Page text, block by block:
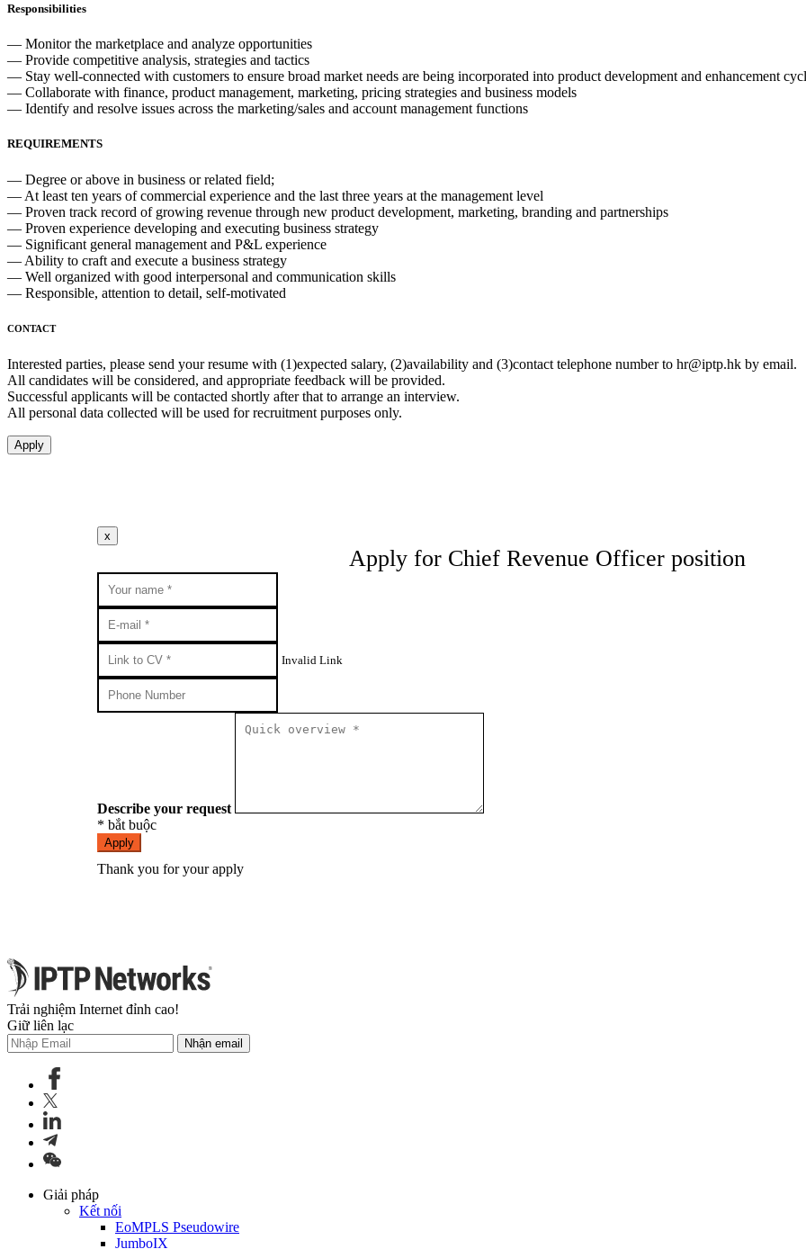
Responsibilities
— Monitor the marketplace and analyze opportunities
— Provide competitive analysis, strategies and tactics
— Stay well-connected with customers to ensure broad market needs are being incorporated into product development and enhancement
— Collaborate with finance, product management, marketing, pricing strategies and business models
— Identify and resolve issues across the marketing/sales and account management functions
REQUIREMENTS
— Degree or above in business or related field;
— At least ten years of commercial experience and the last three years at the management level
— Proven track record of growing revenue through new product development, marketing, branding and partnerships
— Proven experience developing and executing business strategy
— Significant general management and P&L experience
— Ability to craft and execute a business strategy
— Well organized with good interpersonal and communication skills
— Responsible, attention to detail, self-motivated
CONTACT
Interested parties, please send your resume with (1)expected salary, (2)availability and (3)contact telephone number to hr iptp.hk by email.
All candidates will be considered, and appropriate feedback will be provided.
Successful applicants will be contacted shortly after that to arrange an interview.
All personal data collected will be used for recruitment purposes only.
Apply
x
Apply for Chief Revenue Officer position
Invalid Link
Describe your request
* bắt buộc
Apply
Thank you for your apply
Trải nghiệm Internet đỉnh cao!
Giữ liên lạc
Nhận email
Giải pháp
Kết nối
EoMPLS Pseudowire
JumboIX